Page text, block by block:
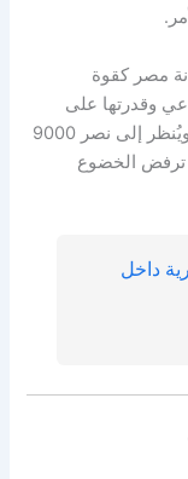
مصر كقوة
وقدرتها على
مواجهة التحديات دون الاعتماد على الخارج. ويُنظر إلى نصر 9000
ترفض الخضوع
داخل